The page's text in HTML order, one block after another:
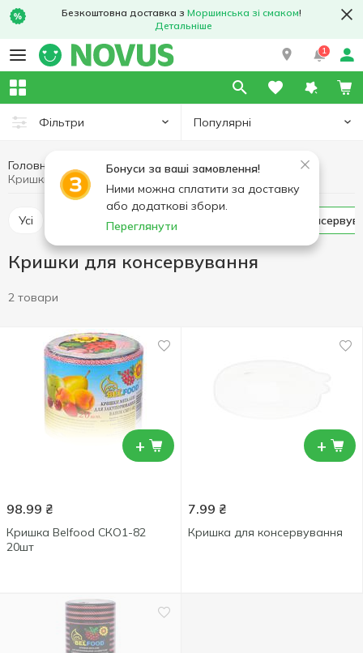
Безкоштовна доставка з Моршинська зі смаком!
Детальніше
1
Фільтри Популярні
Бонуси за ваші замовлення!
Ними можна сплатити за доставку
або додаткові збори.
Переглянути
Головна Товари для консервування
Усі Банки для консервування Кришки для
Кришки для консервування
2 товари
+
98.99 ₴
Кришка Belfood СКО1-82
20шт
+
7.99 ₴
Кришка для консервування